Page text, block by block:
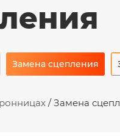
Замена сцепления
/Замена